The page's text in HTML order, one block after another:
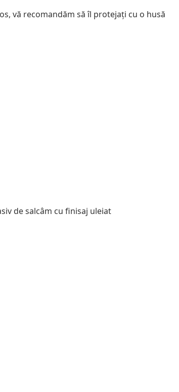
vă recomandăm să îl protejați cu o husă
de salcâm cu finisaj uleiat